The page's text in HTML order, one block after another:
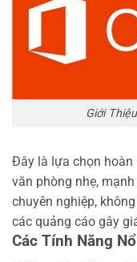
Giới
Đây là lựa chọn hoàn
văn phòng nhẹ,
chuyên nghiệp,
các quảng cáo gây
Các Tính Năng